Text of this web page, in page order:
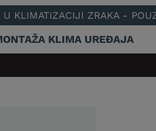
ZRAKA - POUZDAN I
KLIMA UREĐAJA